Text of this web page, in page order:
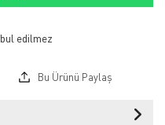
Bu Ürünü Paylaş